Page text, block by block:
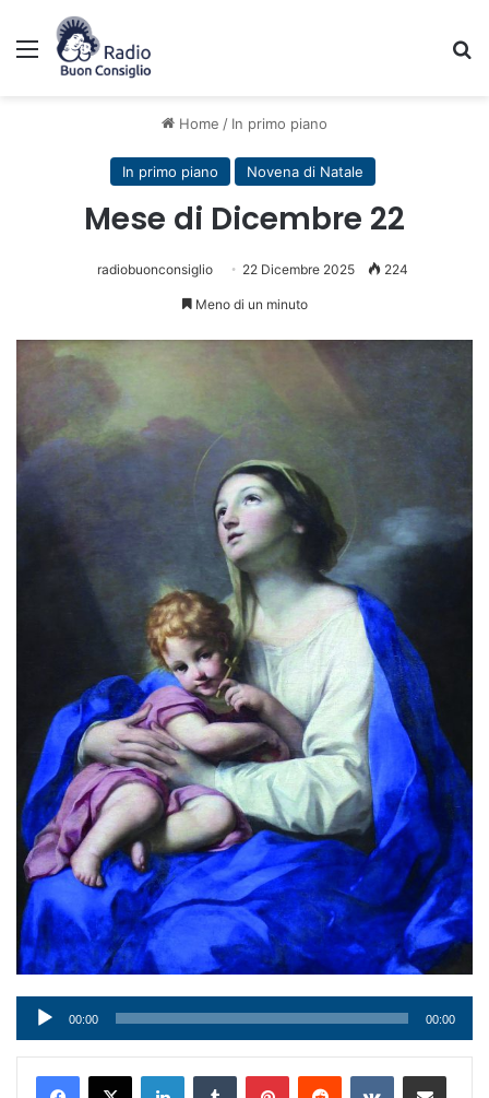
Menu
Home / In primo piano
In primo piano Novena di Natale
Mese di Dicembre 22
radiobuonconsiglio 22 Dicembre 2025 224
Meno di un minuto
Audio
Player
00:00 00:00